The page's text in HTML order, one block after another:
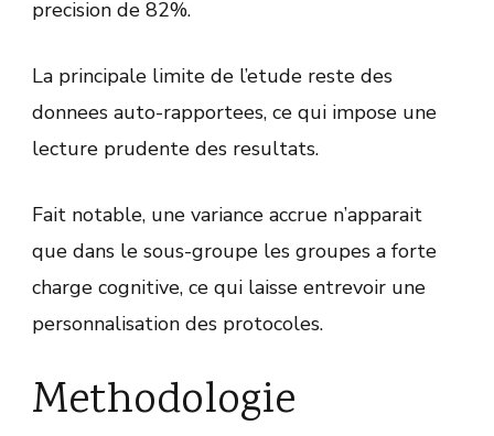
precision de 82%.
La principale limite de l’etude reste des
donnees auto-rapportees, ce qui impose une
lecture prudente des resultats.
Fait notable, une variance accrue n’apparait
que dans le sous-groupe les groupes a forte
charge cognitive, ce qui laisse entrevoir une
personnalisation des protocoles.
Methodologie